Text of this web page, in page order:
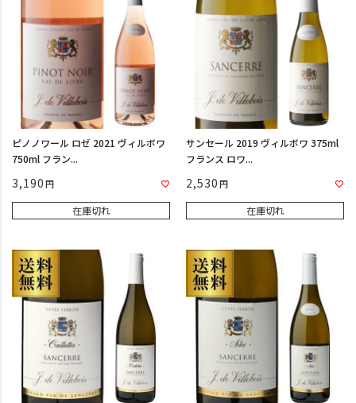
ピノノワール ロゼ 2021 ヴィルボワ
750ml フラン...
3,190
在庫切れ
サンセール 2019 ヴィルボワ 375ml
フランス ロワ...
2,530
在庫切れ